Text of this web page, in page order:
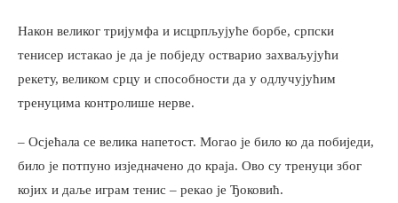
Након великог тријумфа и исцрпљујуће борбе, српски
тенисер истакао је да је побједу остварио захваљујући
рекету, великом срцу и способности да у одлучујућим
тренуцима контролише нерве.
– Осјећала се велика напетост. Могао је било ко да побиједи,
било је потпуно изједначено до краја. Ово су тренуци због
којих и даље играм тенис – рекао је Ђоковић.